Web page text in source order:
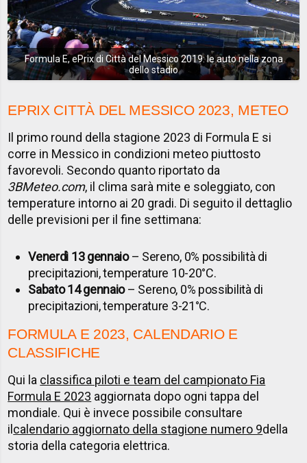
Formula E, ePrix di Città del Messico 2019: le auto nella zona
dello stadio
EPRIX CITTÀ DEL MESSICO 2023, METEO
Il primo round della stagione 2023 di Formula E si
corre in Messico in condizioni meteo piuttosto
favorevoli. Secondo quanto riportato da
3BMeteo.com, il clima sarà mite e soleggiato, con
temperature intorno ai 20 gradi. Di seguito il dettaglio
delle previsioni per il fine settimana:
Venerdì 13 gennaio– Sereno, 0% possibilità di
precipitazioni, temperature 10-20°C.
Sabato 14 gennaio– Sereno, 0% possibilità di
precipitazioni, temperature 3-21°C.
FORMULA E 2023, CALENDARIO E
CLASSIFICHE
Qui la classifica piloti e team del campionato Fia
Formula E 2023 aggiornata dopo ogni tappa del
mondiale. Qui è invece possibile consultare
il calendario aggiornato della stagione numero 9della
storia della categoria elettrica.